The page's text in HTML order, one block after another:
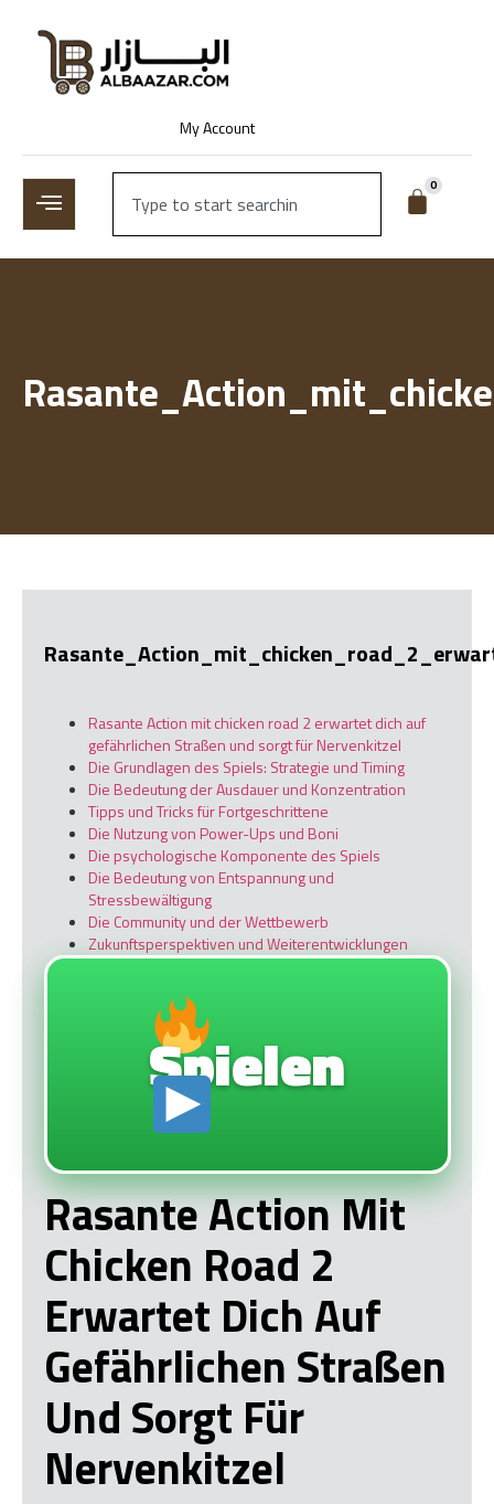
My Account
0
Rasante Action mit chicken road 2 erwartet dich auf
gefährlichen Straßen und sorgt für Nervenkitzel
Die Grundlagen des Spiels: Strategie und Timing
Die Bedeutung der Ausdauer und Konzentration
Tipps und Tricks für Fortgeschrittene
Die Nutzung von Power-Ups und Boni
Die psychologische Komponente des Spiels
Die Bedeutung von Entspannung und
Stressbewältigung
Die Community und der Wettbewerb
Zukunftsperspektiven und Weiterentwicklungen
Spielen
Rasante Action Mit
Chicken Road 2
Erwartet Dich Auf
Gefährlichen Straßen
Und Sorgt Für
Nervenkitzel